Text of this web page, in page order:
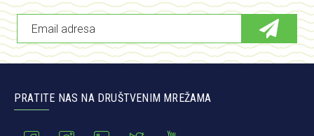
PRATITE NAS NA DRUŠTVENIM MREŽAMA